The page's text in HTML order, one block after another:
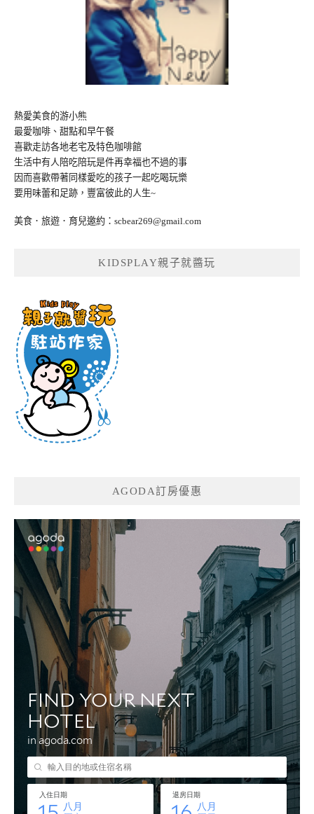
熱愛美食的游小熊
最愛咖啡、甜點和早午餐
喜歡走訪各地老宅及特色咖啡館
生活中有人陪吃陪玩是件再幸福也不過的事
因而喜歡帶著同樣愛吃的孩子一起吃喝玩樂
要用味蕾和足跡，豐富彼此的人生~
美食．旅遊．育兒邀約： scbear269@gmail.com
KIDSPLAY親子就醬玩
AGODA訂房優惠